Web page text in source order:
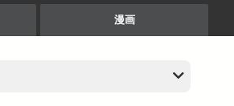
漫画